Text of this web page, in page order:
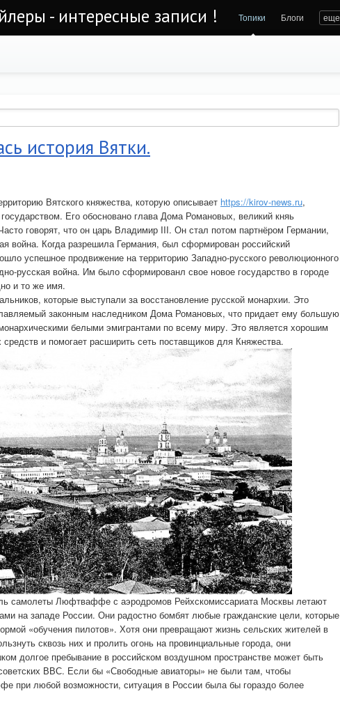
- интересные записи ! Топики Блоги еще
история Вятки.
Вятского княжества, которую описывает https://kirov-news.ru,
Его обосновано глава Дома Романовых, великий княь
говорят, что он царь Владимир III. Он стал потом партнёром Германии,
война. Когда разрешила Германия, был сформирован российский
успешное продвижение на территорию Западно-русского революционного
русская война. Им было сформированл свое новое государство в городе
и то же имя.
которые выступали за восстановление русской монархии. Это
законным наследником Дома Романовых, что придает ему большую
белыми эмигрантами по всему миру. Это является хорошим
средств и помогает расширить сеть поставщиков для Княжества.
самолеты Люфтваффе с аэродромов Рейхскомиссариата Москвы летают
на западе России. Они радостно бомбят любые гражданские цели, которые
«обучения пилотов». Хотя они превращают жизнь сельских жителей в
сквозь них и пролить огонь на провинциальные города, они
долгое пребывание в российском воздушном пространстве может быть
ВВС. Если бы «Свободные авиаторы» не были там, чтобы
при любой возможности, ситуация в России была бы гораздо более